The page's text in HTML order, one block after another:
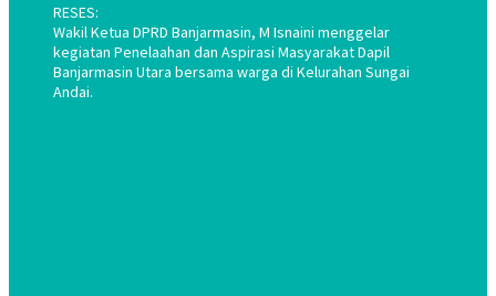
RESES:
Wakil Ketua DPRD Banjarmasin, M Isnaini menggelar
kegiatan Penelaahan dan Aspirasi Masyarakat Dapil
Banjarmasin Utara bersama warga di Kelurahan Sungai
Andai.